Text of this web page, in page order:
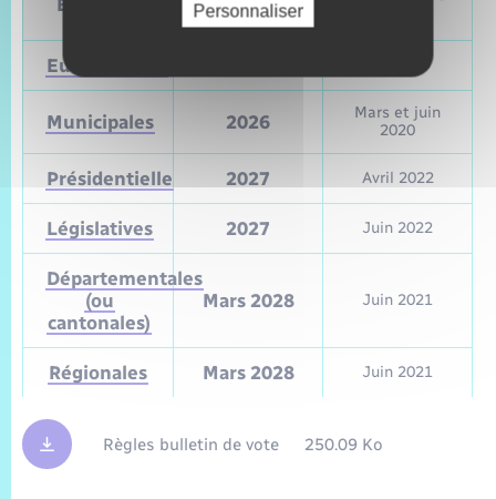
Élections
vote
Européennes Mai 2019
Municipales 2026
Mars et juin
2020
Présidentielle 2027 Avril 2022
Législatives 2027 Juin 2022
Départementales
(ou
cantonales)
Mars 2028 Juin 2021
Régionales Mars 2028 Juin 2021
Règles bulletin de vote 250.09 Ko
Personnaliser